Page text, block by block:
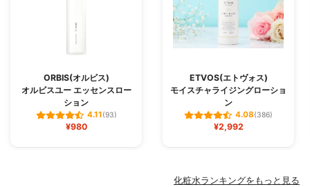
ORBIS(オルビス)
オルビスユー エッセンスロー
ション
4.11(93)
¥980
ETVOS(エトヴォス)
モイスチャライジングローショ
ン
4.08(386)
¥2,992
化粧水ランキングをもっと見る